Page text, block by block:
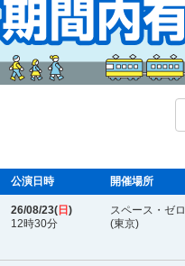
公演日時 開催場所
26/08/23( 日 )
12時30分
スペース・ゼロ
(東京)